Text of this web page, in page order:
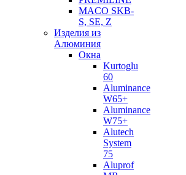
MACO SKB-
S, SE, Z
Изделия из
Алюминия
Окна
Kurtoglu
60
Aluminance
W65+
Aluminance
W75+
Alutech
System
75
Aluprof